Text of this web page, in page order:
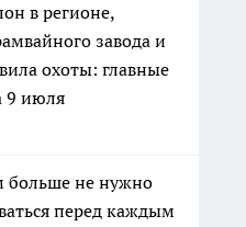
в регионе,
завода и
охоты: главные
9 июля
больше не нужно
перед каждым